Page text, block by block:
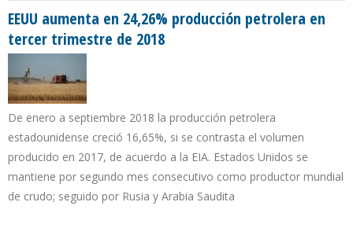
EEUU aumenta en 24,26% producción petrolera en
tercer trimestre de 2018
De enero a septiembre 2018 la producción petrolera
estadounidense creció 16,65%, si se contrasta el volumen
producido en 2017, de acuerdo a la EIA. Estados Unidos se
mantiene por segundo mes consecutivo como productor mundial
de crudo; seguido por Rusia y Arabia Saudita